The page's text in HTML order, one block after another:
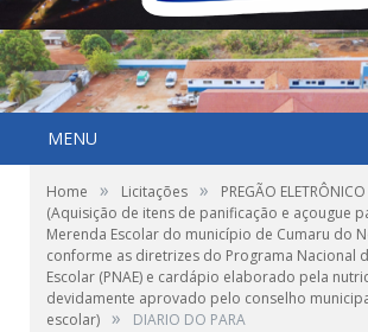
MENU
Home » Licitações »
PREGÃO
(Aquisição de itens de panificação e açougue
Merenda Escolar do município de Cumaru do
conforme as diretrizes do Programa Nacional
Escolar (PNAE) e cardápio elaborado pela
devidamente aprovado pelo conselho
escolar) » DIARIO DO PARA